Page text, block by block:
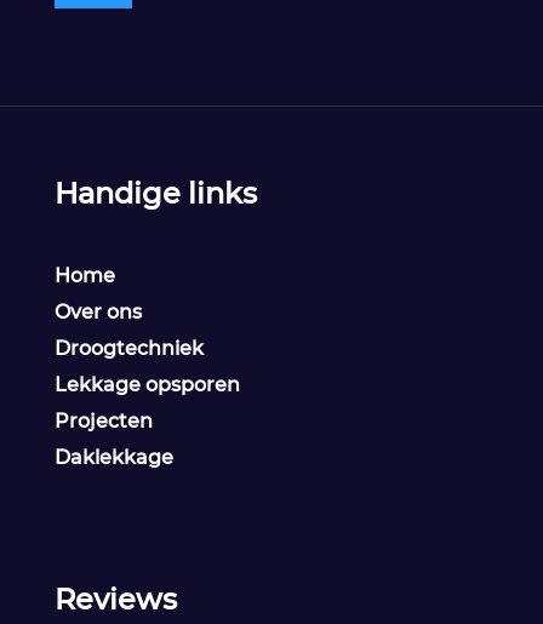
Handige links
Home
Over ons
Droogtechniek
Lekkage opsporen
Projecten
Daklekkage
Reviews